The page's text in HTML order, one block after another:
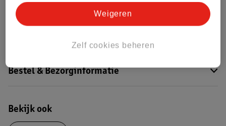
Dit product heeft (nog) geen Nature
Impact Score.
Bestel & Bezorginformatie
Bekijk ook
Zelf cookies beheren
Weigeren